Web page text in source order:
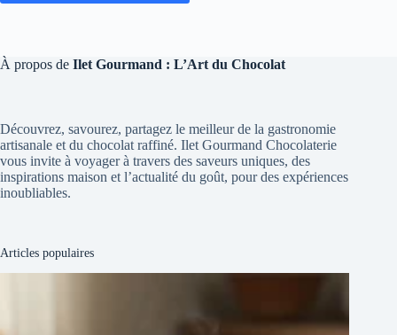
À propos de Ilet Gourmand : L’Art du Chocolat
Découvrez, savourez, partagez le meilleur de la gastronomie
artisanale et du chocolat raffiné. Ilet Gourmand Chocolaterie
vous invite à voyager à travers des saveurs uniques, des
inspirations maison et l’actualité du goût, pour des expériences
inoubliables.
Articles populaires